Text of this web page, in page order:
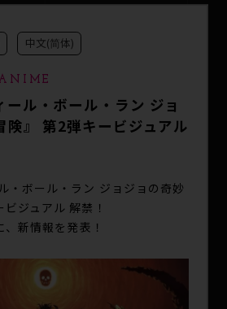
中文(简体)
ール・ボール・ラン ジョ
険』 第2弾キービジュアル
・ボール・ラン ジョジョの奇妙
ジュアル 解禁！
新情報を発表！